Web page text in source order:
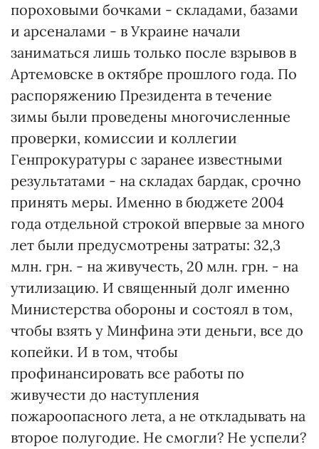
пороховыми бочками - складами, базами
и арсеналами - в Украине начали
заниматься лишь только после взрывов в
Артемовске в октябре прошлого года. По
распоряжению Президента в течение
зимы были проведены многочисленные
проверки, комиссии и коллегии
Генпрокуратуры с заранее известными
результатами - на складах бардак, срочно
принять меры. Именно в бюджете 2004
года отдельной строкой впервые за много
лет были предусмотрены затраты: 32,3
млн. грн. - на живучесть, 20 млн. грн. - на
утилизацию. И священный долг именно
Министерства обороны и состоял в том,
чтобы взять у Минфина эти деньги, все до
копейки. И в том, чтобы
профинансировать все работы по
живучести до наступления
пожароопасного лета, а не откладывать на
второе полугодие. Не смогли? Не успели?